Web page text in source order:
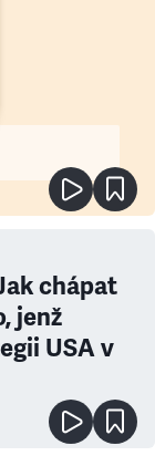
chápat
jenž
USA v